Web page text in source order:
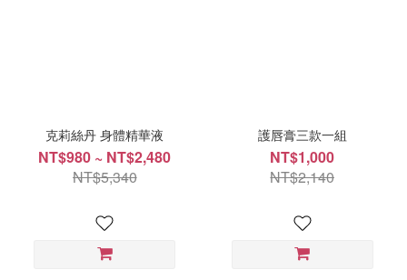
克莉絲丹 身體精華液
NT$980 ~ NT$2,480
NT$5,340
護唇膏三款一組
NT$1,000
NT$2,140